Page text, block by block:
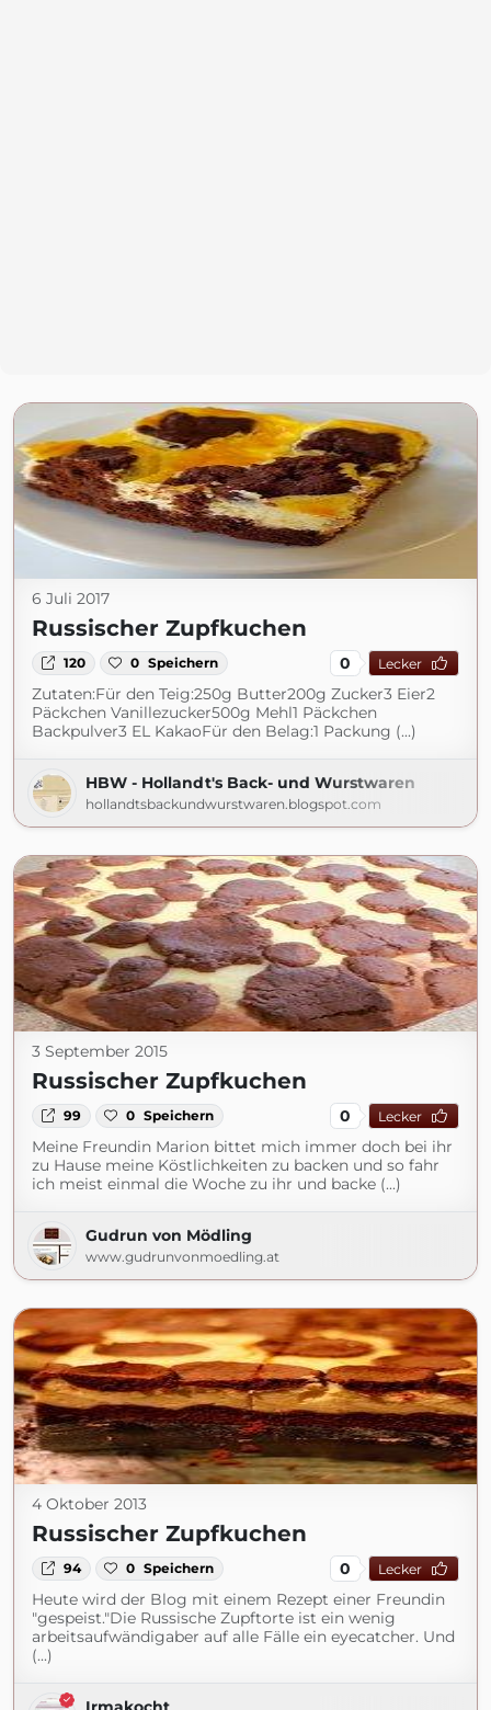
6 Juli 2017
Russischer Zupfkuchen
120 0 Speichern 0 Lecker
Zutaten:Für den Teig:250g Butter200g Zucker3 Eier2
Päckchen Vanillezucker500g Mehl1 Päckchen
Backpulver3 EL KakaoFür den Belag:1 Packung (...)
HBW - Hollandt's Back- und Wurstwaren
hollandtsbackundwurstwaren.blogspot.com
3 September 2015
Russischer Zupfkuchen
99 0 Speichern 0 Lecker
Meine Freundin Marion bittet mich immer doch bei ihr
zu Hause meine Köstlichkeiten zu backen und so fahr
ich meist einmal die Woche zu ihr und backe (...)
Gudrun von Mödling
www.gudrunvonmoedling.at
4 Oktober 2013
Russischer Zupfkuchen
94 0 Speichern 0 Lecker
Heute wird der Blog mit einem Rezept einer Freundin
"gespeist."Die Russische Zupftorte ist ein wenig
arbeitsaufwändigaber auf alle Fälle ein eyecatcher. Und
(...)